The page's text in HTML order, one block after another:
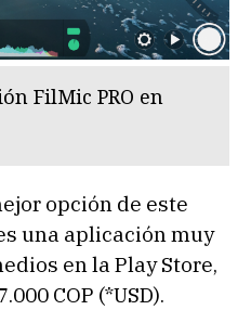
FilMic PRO en
opción de este
una aplicación muy
en la Play Store,
COP (*USD).